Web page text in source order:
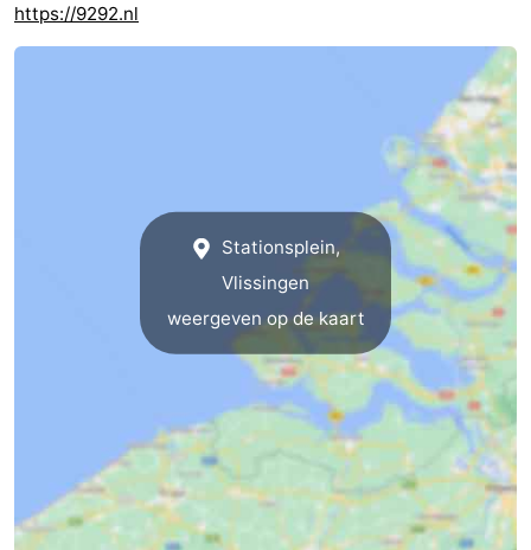
https://9292.nl
Stationsplein,
Vlissingen
weergeven op de kaart